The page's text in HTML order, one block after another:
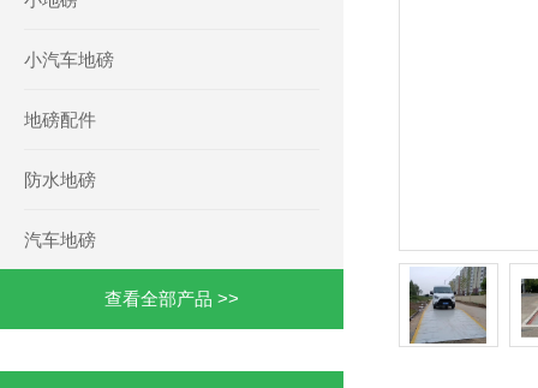
小汽车地磅
地磅配件
防水地磅
汽车地磅
查看全部产品 >>